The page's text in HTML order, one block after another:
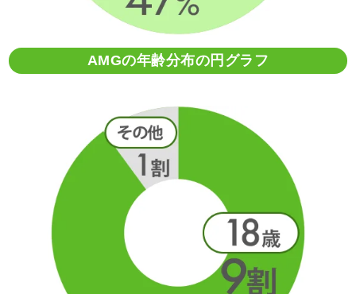
AMGの年齢分布の円グラフ